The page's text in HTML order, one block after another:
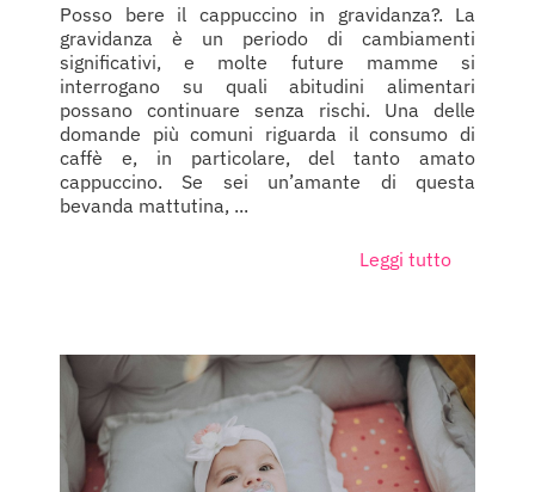
Posso bere il cappuccino in gravidanza?. La
gravidanza è un periodo di cambiamenti
significativi, e molte future mamme si
interrogano su quali abitudini alimentari
possano continuare senza rischi. Una delle
domande più comuni riguarda il consumo di
caffè e, in particolare, del tanto amato
cappuccino. Se sei un’amante di questa
bevanda mattutina, ...
Leggi tutto